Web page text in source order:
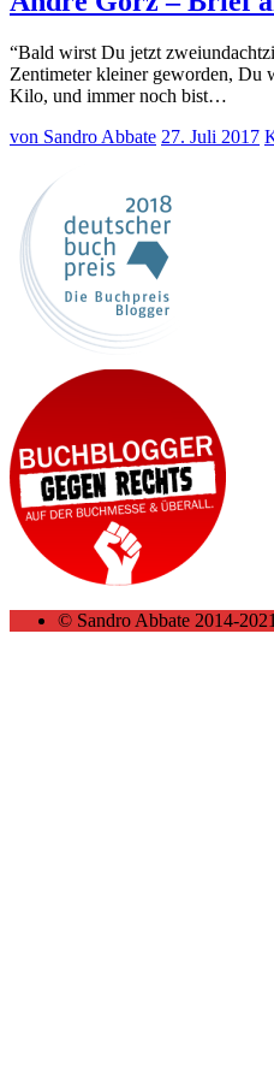
“Bald wirst Du jetzt
Zentimeter kleiner geworden, Du
Kilo, und immer noch bist…
von Sandro Abbate 27. Juli 2017
© Sandro Abbate 2014-2021